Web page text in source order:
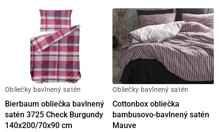
Obliečky bavlnený satén
Bierbaum obliečka bavlnený
satén 3725 Check Burgundy
140x200/70x90 cm
Obliečky bavlnený satén
Cottonbox obliečka
bambusovo-bavlnený satén
Mauve